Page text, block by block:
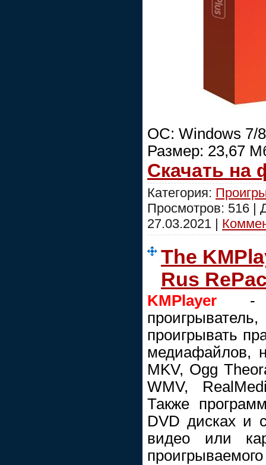
ОС: Windows 7/
Размер: 23,67
Скачать на
Категория:
Просмотров: 516 |
27.03.2021 |
The
Rus
KMPlayer -
проигрывать
медиафайлов,
MKV, Ogg
WMV,
Также
DVD дисках и
видео или